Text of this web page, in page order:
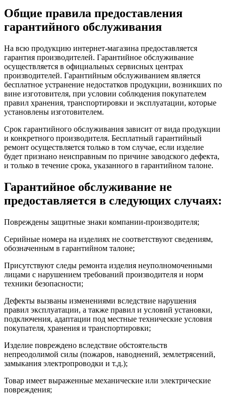
Общие правила предоставления
гарантийного обслуживания
На всю продукцию интернет-магазина предоставляется
гарантия производителей. Гарантийное обслуживание
осуществляется в официальных сервисных центрах
производителей. Гарантийным обслуживанием является
бесплатное устранение недостатков продукции, возникших по
вине изготовителя, при условии соблюдения покупателем
правил хранения, транспортировки и эксплуатации, которые
установлены изготовителем.
Срок гарантийного обслуживания зависит от вида продукции
и конкретного производителя. Бесплатный гарантийный
ремонт осуществляется только в том случае, если изделие
будет признано неисправным по причине заводского дефекта,
и только в течение срока, указанного в гарантийном талоне.
Гарантийное обслуживание не
предоставляется в следующих случаях:
Повреждены защитные знаки компании-производителя;
Серийные номера на изделиях не соответствуют сведениям,
обозначенным в гарантийном талоне;
Присутствуют следы ремонта изделия неуполномоченными
лицами с нарушением требований производителя и норм
техники безопасности;
Дефекты вызваны изменениями вследствие нарушения
правил эксплуатации, а также правил и условий установки,
подключения, адаптации под местные технические условия
покупателя, хранения и транспортировки;
Изделие повреждено вследствие обстоятельств
непреодолимой силы (пожаров, наводнений, землетрясений,
замыкания электропроводки и т.д.);
Товар имеет выраженные механические или электрические
повреждения;